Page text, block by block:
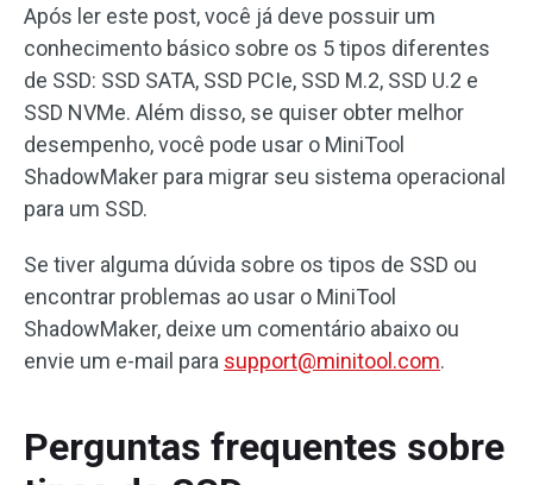
Após ler este post, você já deve possuir um
conhecimento básico sobre os 5 tipos diferentes
de SSD: SSD SATA, SSD PCIe, SSD M.2, SSD U.2 e
SSD NVMe. Além disso, se quiser obter melhor
desempenho, você pode usar o MiniTool
ShadowMaker para migrar seu sistema operacional
para um SSD.
Se tiver alguma dúvida sobre os tipos de SSD ou
encontrar problemas ao usar o MiniTool
ShadowMaker, deixe um comentário abaixo ou
envie um e-mail para support@minitool.com.
Perguntas frequentes sobre